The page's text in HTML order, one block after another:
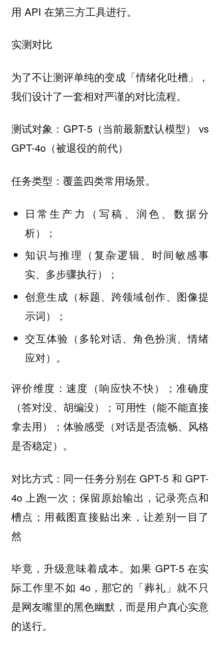
用 API 在第三方工具进行。
实测对比
为了不让测评单纯的变成「情绪化吐槽」，
我们设计了一套相对严谨的对比流程。
测试对象：GPT-5（当前最新默认模型） vs
GPT-4o（被退役的前代）
任务类型 ：覆盖四类常用场景。
日常生产力（写稿、润色、数据分
析）；
知识与推理（复杂逻辑、时间敏感事
实、多步骤执行）；
创意生成（标题、跨领域创作、图像提
示词）；
交互体验（多轮对话、角色扮演、情绪
应对）。
评价维度 ：速度（响应快不快）；准确度
（答对没、胡编没）；可用性（能不能直接
拿去用）；体验感受（对话是否流畅、风格
是否稳定）。
对比方式：同一任务分别在 GPT-5 和 GPT-
4o 上跑一次；保留原始输出，记录亮点和
槽点；用截图直接贴出来，让差别一目了
然
毕竟，升级意味着成本。如果 GPT-5 在实
际工作里不如 4o，那它的「葬礼」就不只
是网友嘴里的黑色幽默，而是用户真心实意
的送行。